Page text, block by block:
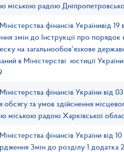
міською радою
фінансів Українивід
змін до Інструкції про порядок
на загальнообов’язкове
в Міністерстві юстиції
фінансів України
обсягу та умов здійснення
міською радою Харківської
фінансів України
Змін до розділу 1 додатка